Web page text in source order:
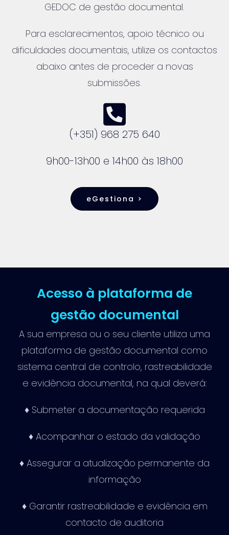
GEDOC de gestão documental.
Para esclarecimentos, apoio técnico ou
dificuldades documentais, utilize os contactos
abaixo antes de proceder a novas
submissões.
(+351) 968 275 640
9h00-13h00 e 14h00 às 18h00
eGestiona >
Acesso à plataforma de
gestão documental
A sua empresa ou o seu cliente utiliza uma
plataforma de gestão documental como
sistema central de controlo, rastreabilidade
e evidência documental, na qual deverá:
♦ Submeter a documentação requerida
♦ Acompanhar o estado da validação
♦ Assegurar a atualização permanente da
informação
♦ Garantir rastreabilidade e evidência em
contacto de auditoria